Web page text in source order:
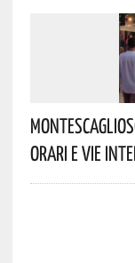
Orari E Vie